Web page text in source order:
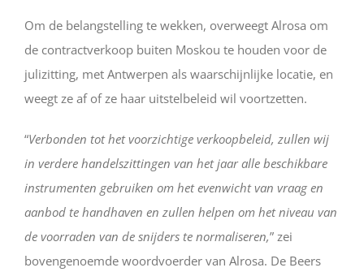
Om de belangstelling te wekken, overweegt Alrosa om
de contractverkoop buiten Moskou te houden voor de
julizitting, met Antwerpen als waarschijnlijke locatie, en
weegt ze af of ze haar uitstelbeleid wil voortzetten.
“Verbonden tot het voorzichtige verkoopbeleid, zullen wij
in verdere handelszittingen van het jaar alle beschikbare
instrumenten gebruiken om het evenwicht van vraag en
aanbod te handhaven en zullen helpen om het niveau van
de voorraden van de snijders te normaliseren,” zei
bovengenoemde woordvoerder van Alrosa. De Beers